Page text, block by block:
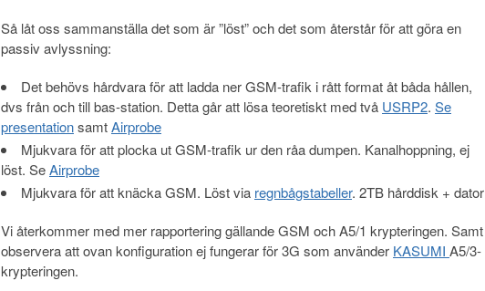
Så låt oss sammanställa det som är ”löst” och det som återstår för att göra en
passiv avlyssning:
Det behövs hårdvara för att ladda ner GSM-trafik i rått format åt båda hållen,
dvs från och till bas-station. Detta går att lösa teoretiskt med två USRP2. Se
presentationsamtAirprobe
Mjukvara för att plocka ut GSM-trafik ur den råa dumpen. Kanalhoppning, ej
löst. SeAirprobe
Mjukvara för att knäcka GSM. Löst via regnbågstabeller. 2TB hårddisk + dator
Vi återkommer med mer rapportering gällande GSM och A5/1 krypteringen. Samt
observera att ovan konfiguration ej fungerar för 3G som använder KASUMI A5/3-
krypteringen.